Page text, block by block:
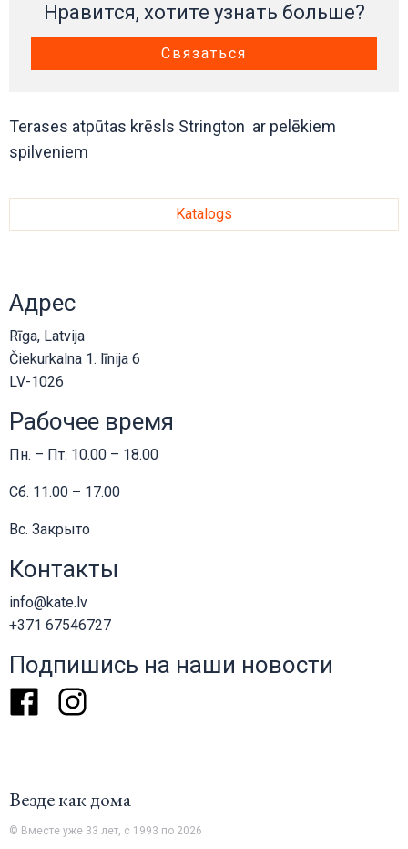
Нравится, хотите узнать больше?
Связаться
Terases atpūtas krēsls Strington ar pelēkiem
spilveniem
Katalogs
Адрес
Rīga, Latvija
Čiekurkalna 1. līnija 6
LV-1026
Рабочее время
Пн. – Пт. 10.00 – 18.00
Сб. 11.00 – 17.00
Вс. Закрыто
Контакты
info@kate.lv
+371 67546727
Подпишись на наши новости
FacebookInstagram
Везде как дома
© Вместе уже 33 лет, с 1993 по 2026